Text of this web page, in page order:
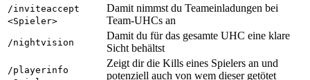
/inviteaccept
<Spieler>
Damit nimmst du Teameinladungen bei
Team-UHCs an
/nightvision
Damit du für das gesamte UHC eine klare
Sicht behältst
/playerinfo
Zeigt dir die Kills eines Spielers an und
potenziell auch von wem dieser getötet